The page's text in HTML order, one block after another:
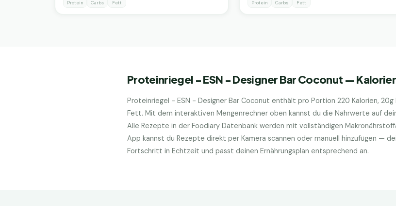
Protein Carbs Fett Protein Carbs Fett
Proteinriegel - ESN - Designer Bar Coconut —
Proteinriegel - ESN - Designer Bar Coconut enthält pro Portion 220 Kalorien, 20g
Fett. Mit dem interaktiven Mengenrechner oben kannst du die Nährwerte auf
Alle Rezepte in der Foodiary Datenbank werden mit vollständigen
App kannst du Rezepte direkt per Kamera scannen oder manuell hinzufügen —
Fortschritt in Echtzeit und passt deinen Ernährungsplan entsprechend an.